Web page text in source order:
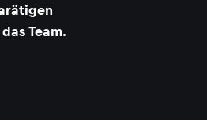
Team.